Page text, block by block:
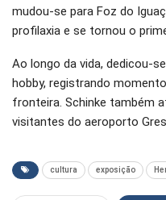
mudou-se para Foz do
profilaxia e se tornou o
Ao longo da vida, dedicou-
hobby, registrando
fronteira. Schinke também
visitantes do aeroporto
cultura exposição